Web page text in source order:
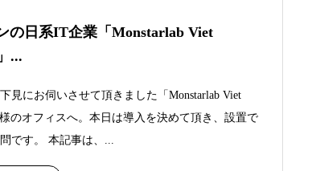
の日系IT企業「Monstarlab Viet
...
見にお伺いさせて頂きました「Monstarlab Viet
のオフィスへ。本日は導入を決めて頂き、設置で
です。 本記事は、...